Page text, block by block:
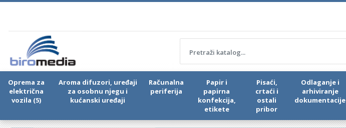
Oprema za
električna
vozila (5)
Aroma difuzori, uređaji
za osobnu njegu i
kućanski uređaji
Računalna
periferija
Papir i
papirna
konfekcija,
etikete
Pisaći,
crtaći i
ostali
pribor
Odlaganje i
arhiviranje
dokumentacije